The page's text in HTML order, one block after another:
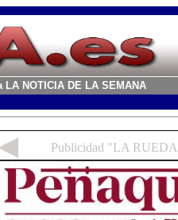
NOTICIA DE LA SEMANA